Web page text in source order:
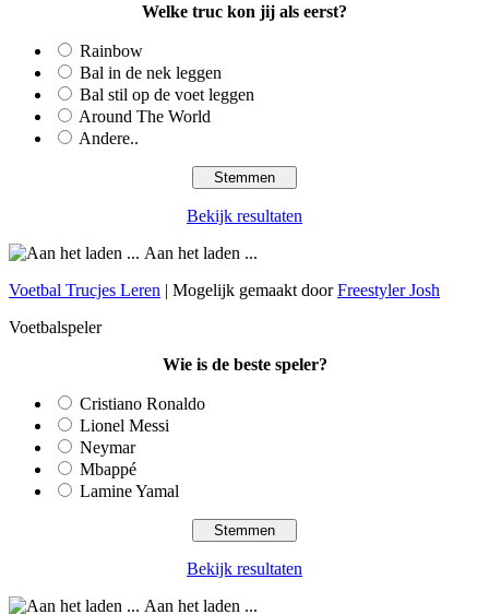
Welke truc kon jij als eerst?
Rainbow
Bal in de nek leggen
Bal stil op de voet leggen
Around The World
Andere..
Bekijk resultaten
Aan het laden ...
Voetbal Trucjes Leren | Mogelijk gemaakt doorFreestyler Josh
Voetbalspeler
Wie is de beste speler?
Cristiano Ronaldo
Lionel Messi
Neymar
Mbappé
Lamine Yamal
Bekijk resultaten
Aan het laden ...